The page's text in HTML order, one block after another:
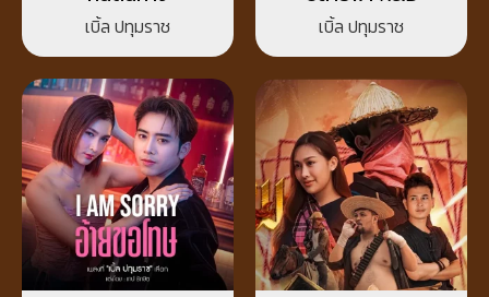
เบิ้ล ปทุมราช เบิ้ล ปทุมราช